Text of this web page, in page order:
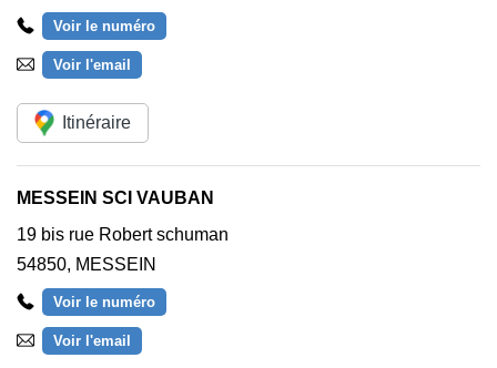
Voir le numéro
Voir l'email
Itinéraire
MESSEIN SCI VAUBAN
19 bis rue Robert schuman
54850, MESSEIN
Voir le numéro
Voir l'email